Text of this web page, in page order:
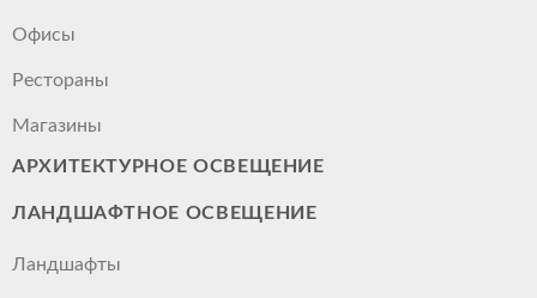
Офисы
Рестораны
Магазины
АРХИТЕКТУРНОЕ ОСВЕЩЕНИЕ
ЛАНДШАФТНОЕ ОСВЕЩЕНИЕ
Ландшафты